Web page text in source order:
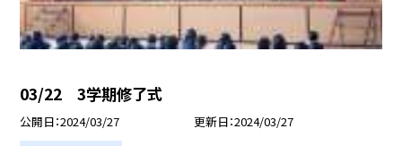
03/22 3学期修了式
公開日 2024/03/27 更新日 2024/03/27